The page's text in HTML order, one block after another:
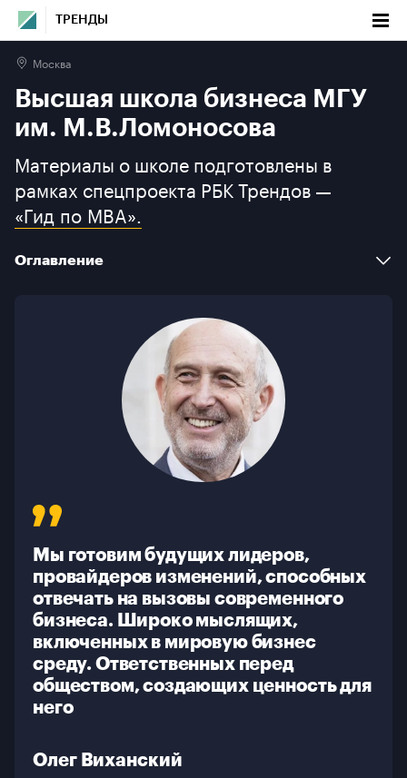
ТРЕНДЫ
М.В.Ломоносова
Оглавление
Факты
Новости и мероприятия
Высшая школа бизнеса МГУ
им. М.В.Ломоносова
Материалы о школе подготовлены в
рамках спецпроекта РБК Трендов —
«Гид по MBA».
Москва
Оглавление
Новости и мероприятия
Программы бизнес-образования
Контакты
Мы готовим будущих лидеров,
провайдеров изменений, способных
отвечать на вызовы современного
бизнеса. Широко мыслящих,
включенных в мировую бизнес
среду. Ответственных перед
обществом, создающих ценность для
него
Олег Виханский